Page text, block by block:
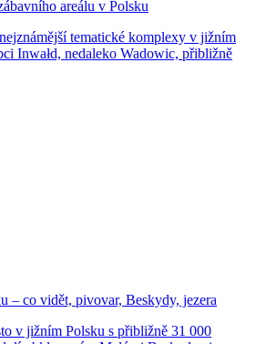
areálu v Polsku
tematické komplexy v jižním
Inwałd, nedaleko Wadowic, přibližně
– co vidět, pivovar, Beskydy, jezera
v jižním Polsku s přibližně 31 000